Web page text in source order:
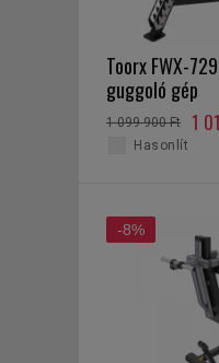
Toorx FWX-
guggoló gép
1 099 900 Ft 1
Hasonlít
-8%